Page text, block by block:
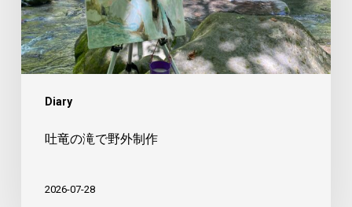
Diary
外
制
作
吐竜の滝で野外制作
2026-07-28